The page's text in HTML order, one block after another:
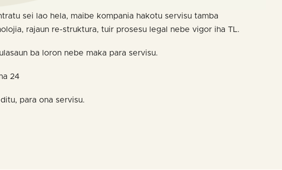
sei lao hela, maibe kompania hakotu servisu tamba
rajaun re-struktura, tuir prosesu legal nebe vigor iha TL.
ba loron nebe maka para servisu.
24
para ona servisu.